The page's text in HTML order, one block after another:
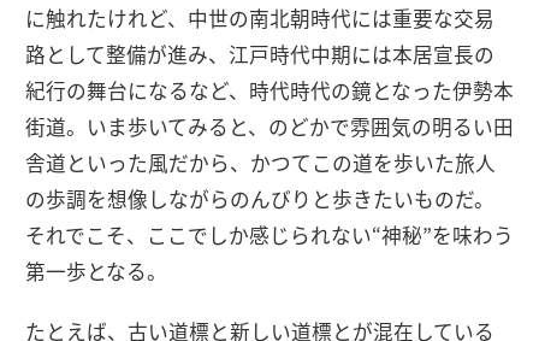
に触れたけれど、中世の南北朝時代には重要な交易
路として整備が進み、江戸時代中期には本居宣長の
紀行の舞台になるなど、時代時代の鏡となった伊勢本
街道。いま歩いてみると、のどかで雰囲気の明るい田
舎道といった風だから、かつてこの道を歩いた旅人
の歩調を想像しながらのんびりと歩きたいものだ。
それでこそ、ここでしか感じられない“神秘”を味わう
第一歩となる。
たとえば、古い道標と新しい道標とが混在している